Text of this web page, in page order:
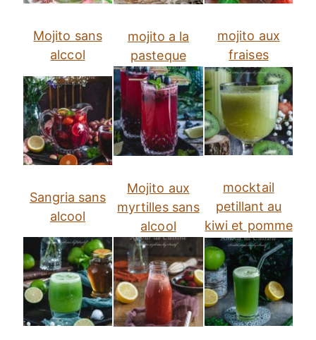
Mojito sans
alccol
mojito a la
pasteque
mojito aux
fraises
Sangria sans
alcool
Mojito aux
myrtilles sans
alcool
mocktail
petillant au
kiwi et pomme